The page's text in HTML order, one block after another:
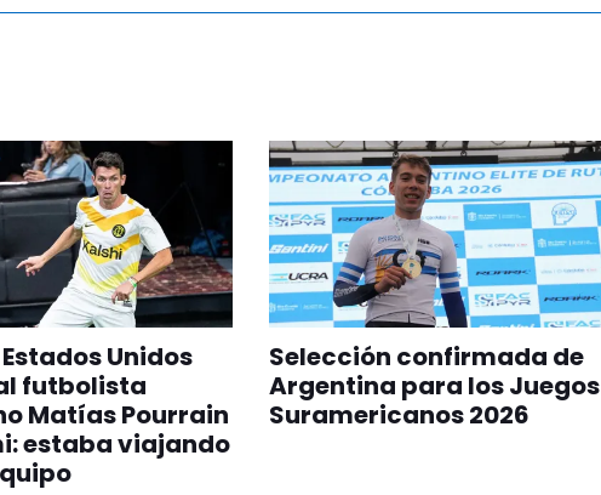
Estados Unidos
futbolista
Matías Pourrain
estaba viajando
Selección confirmada de
Argentina para los Juegos
Suramericanos 2026